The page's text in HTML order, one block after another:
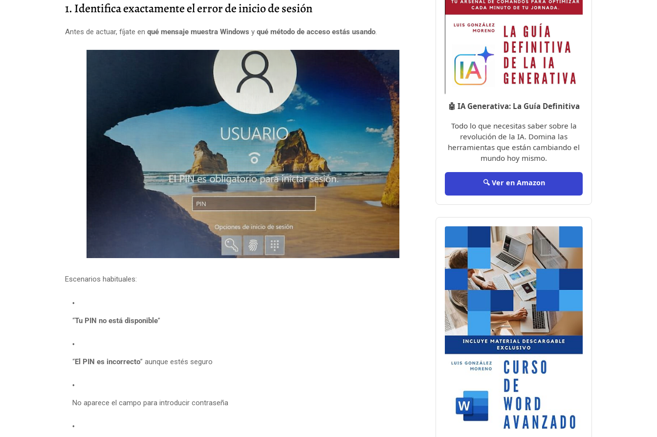
1. Identifica exactamente el error de inicio de sesión
Antes de actuar, fíjate en qué mensaje muestra Windows y qué método de acceso estás usando.
Escenarios habituales:
“Tu PIN no está disponible”
“El PIN es incorrecto” aunque estés seguro
No aparece el campo para introducir contraseña
🤖 IA Generativa: La Guía Definitiva
Todo lo que necesitas saber sobre la
revolución de la IA. Domina las
herramientas que están cambiando el
mundo hoy mismo.
🔍 Ver en Amazon